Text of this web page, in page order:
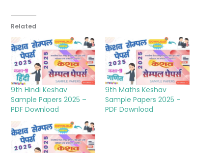
Related
9th Hindi Keshav
Sample Papers 2025 –
PDF Download
9th Maths Keshav
Sample Papers 2025 –
PDF Download